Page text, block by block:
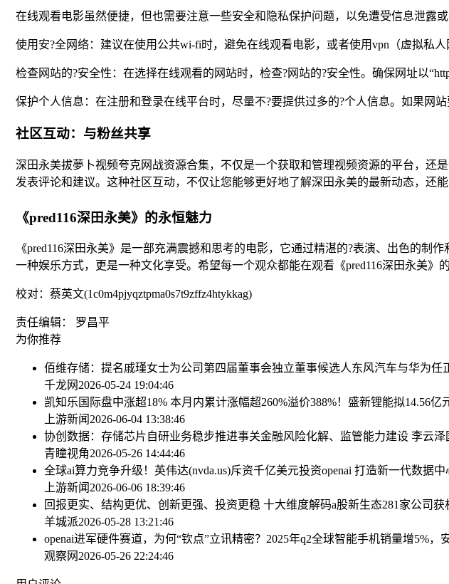
在线观看电影虽然便捷，但也需要注意一些安全和隐私保护问题，以免遭受信息泄露或
使用安?全网络：建议在使用公共wi-fi时，避免在线观看电影，或者使用vpn（虚拟私人
检查网站的?安全性：在选择在线观看的网站时，检查?网站的?安全性。确保网址以
保护个人信息：在注册和登录在线平台时，尽量不?要提供过多的?个人信息。如果网
社区互动：与粉丝共享
深田永美拔夢卜视频夸克网战资源合集，不仅是一个获取和管理视频资源的平台，还
发表评论和建议。这种社区互动，不仅让您能够更好地了解深田永美的最新动态，还
《pred116深田永美》的永恒魅力
《pred116深田永美》是一部充满震撼和思考的电影，它通过精湛的?表演、出色的
一种娱乐方式，更是一种文化享受。希望每一个观众都能在观看《pred116深田永美》
校对：蔡英文(1c0m4pjyqztpma0s7t9zffz4htykkag)
责任编辑： 罗昌平
为你推荐
佰维存储：提名戚瑾女士为公司第四届董事会独立董事候选人东风汽车与华为任
千龙网 2026-05-24 19:04:46
凯知乐国际盘中涨超18% 本月内累计涨幅超260%溢价388%！盛新锂能拟14.56亿
上游新闻 2026-06-04 13:38:46
协创数据：存储芯片自研业务稳步推进事关金融风险化解、监管能力建设 李云泽
青瞳视角2026-05-26 14:44:46
全球ai算力竞争升级！英伟达(nvda.us)斥资千亿美元投资openai 打造新一代数据
上游新闻 2026-06-06 18:39:46
回报更实、结构更优、创新更强、投资更稳 十大维度解码a股新生态281家公司获
羊城派2026-05-28 13:21:46
openai进军硬件赛道，为何“钦点”立讯精密？ 2025年q2全球智能手机销量增5%，
观察网 2026-05-26 22:24:46